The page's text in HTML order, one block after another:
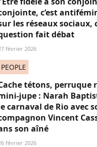
c’est
les réseaux sociaux,
fait débat
février 2026
PEOPLE
tétons, perruque
jupe : Narah
carnaval de Rio avec
Vincent
son aîné
février 2026